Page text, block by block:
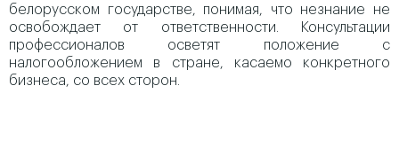
белорусском государстве, понимая, что незнание не
освобождает от ответственности. Консультации
профессионалов осветят положение с
налогообложением в стране, касаемо конкретного
бизнеса, со всех сторон.